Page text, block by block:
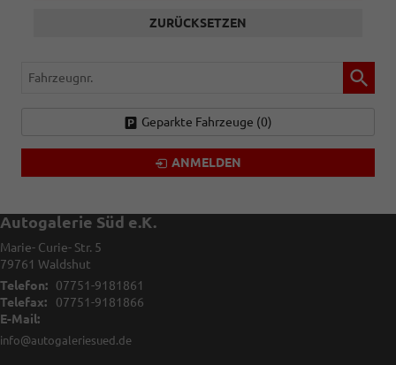
ZURÜCKSETZEN
Fahrzeugnr.
Geparkte Fahrzeuge (0)
ANMELDEN
Autogalerie Süd e.K.
Marie- Curie- Str. 5
79761 Waldshut
Telefon:
07751-9181861
Telefax:
07751-9181866
E-Mail:
info@autogaleriesued.de